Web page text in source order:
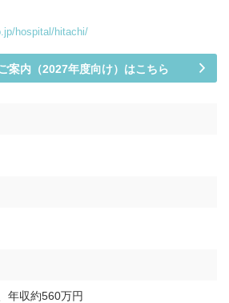
hospital/hitachi/
案内（2027年度向け）はこちら
年収約560万円